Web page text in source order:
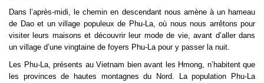
Dans l’après-midi, le chemin en descendant nous amène à un hameau
de Dao et un village populeux de Phu-La, où nous nous arrêtons pour
visiter leurs maisons et découvrir leur mode de vie, avant d’aller dans
un village d’une vingtaine de foyers Phu-La pour y passer la nuit.
Les Phu-La, présents au Vietnam bien avant les Hmong, n’habitent que
les provinces de hautes montagnes du Nord. La population Phu-La